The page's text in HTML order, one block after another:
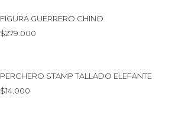
FIGURA GUERRERO CHINO
$279.000
PERCHERO STAMP TALLADO ELEFANTE
$14.000